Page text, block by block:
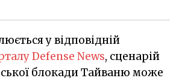
у відповідній
Defense News, сценарій
блокади Тайваню може